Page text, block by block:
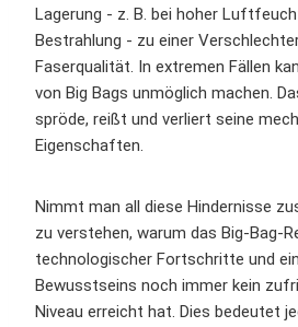
Lagerung - z. B. bei hoher
Bestrahlung - zu einer
Faserqualität. In extremen Fällen
von Big Bags unmöglich machen.
spröde, reißt und verliert seine
Eigenschaften.
Nimmt man all diese Hindernisse
zu verstehen, warum das Big-Bag-
technologischer Fortschritte und
Bewusstseins noch immer kein
Niveau erreicht hat. Dies bedeutet